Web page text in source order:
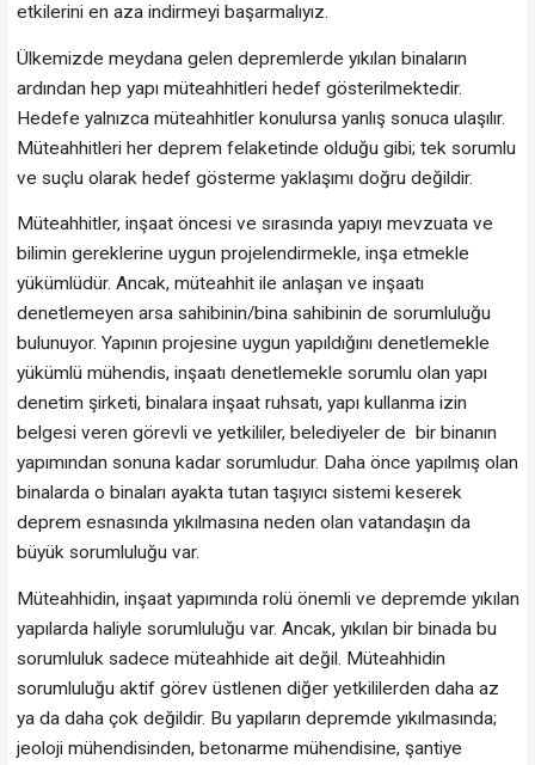
etkilerini en aza indirmeyi başarmalıyız.
Ülkemizde meydana gelen depremlerde yıkılan binaların
ardından hep yapı müteahhitleri hedef gösterilmektedir.
Hedefe yalnızca müteahhitler konulursa yanlış sonuca ulaşılır.
Müteahhitleri her deprem felaketinde olduğu gibi; tek sorumlu
ve suçlu olarak hedef gösterme yaklaşımı doğru değildir.
Müteahhitler, inşaat öncesi ve sırasında yapıyı mevzuata ve
bilimin gereklerine uygun projelendirmekle, inşa etmekle
yükümlüdür. Ancak, müteahhit ile anlaşan ve inşaatı
denetlemeyen arsa sahibinin/bina sahibinin de sorumluluğu
bulunuyor. Yapının projesine uygun yapıldığını denetlemekle
yükümlü mühendis, inşaatı denetlemekle sorumlu olan yapı
denetim şirketi, binalara inşaat ruhsatı, yapı kullanma izin
belgesi veren görevli ve yetkililer, belediyeler de bir binanın
yapımından sonuna kadar sorumludur. Daha önce yapılmış olan
binalarda o binaları ayakta tutan taşıyıcı sistemi keserek
deprem esnasında yıkılmasına neden olan vatandaşın da
büyük sorumluluğu var.
Müteahhidin, inşaat yapımında rolü önemli ve depremde yıkılan
yapılarda haliyle sorumluluğu var. Ancak, yıkılan bir binada bu
sorumluluk sadece müteahhide ait değil. Müteahhidin
sorumluluğu aktif görev üstlenen diğer yetkililerden daha az
ya da daha çok değildir. Bu yapıların depremde yıkılmasında;
jeoloji mühendisinden, betonarme mühendisine, şantiye